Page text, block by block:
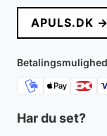
APULS.DK →
Har du set?